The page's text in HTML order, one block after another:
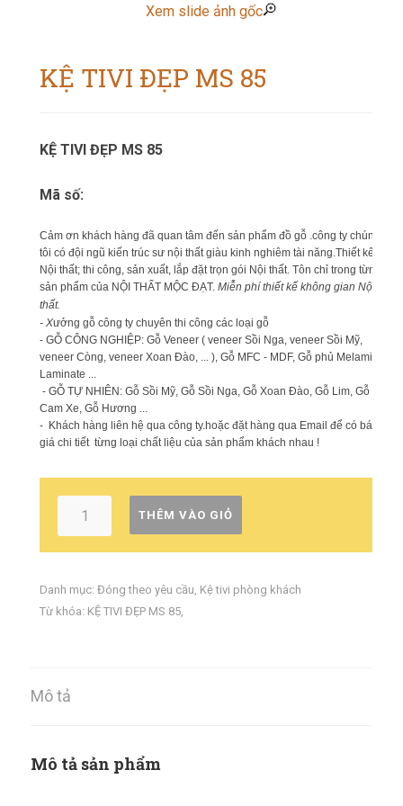
Xem slide ảnh gốc
KỆ TIVI ĐẸP MS 85
KỆ TIVI ĐẸP MS 85
Mã số:
Cảm ơn khách hàng đã quan tâm đến sản phẩm đồ gỗ .công ty chúng
tôi có đội ngũ kiến trúc sư nội thất giàu kinh nghiêm tài năng.Thiết kế
Nội thất; thi công, sản xuất, lắp đặt trọn gói Nội thất. Tôn chỉ trong từng
sản phẩm của NỘI THẤT MỘC ĐẠT. Miễn phí thiết kế không gian Nội
thất.
- Xưởng gỗ công ty chuyên thi công các loại gỗ
- GỖ CÔNG NGHIỆP: Gỗ Veneer ( veneer Sồi Nga, veneer Sồi Mỹ,
veneer Còng, veneer Xoan Đào, ... ), Gỗ MFC - MDF, Gỗ phủ Melamin,
Laminate ...
- GỖ TỰ NHIÊN: Gỗ Sồi Mỹ, Gỗ Sồi Nga, Gỗ Xoan Đào, Gỗ Lim, Gỗ
Cam Xe, Gỗ Hương ...
- Khách hàng liên hệ qua công ty.hoặc đặt hàng qua Email để có báo
giá chi tiết từng loại chất liệu của sản phẩm khách nhau !
THÊM VÀO GIỎ
Danh mục: Đóng theo yêu cầu, Kệ tivi phòng khách
Từ khóa: KỆ TIVI ĐẸP MS 85,
Mô tả
Mô tả sản phẩm